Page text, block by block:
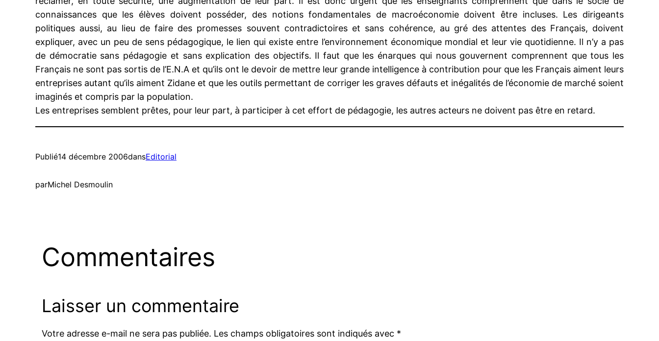
connaissances que les élèves doivent posséder, des notions fondamentales de macroéconomie doivent être incluses. Les dirigeants
politiques aussi, au lieu de faire des promesses souvent contradictoires et sans cohérence, au gré des attentes des Français, doivent
expliquer, avec un peu de sens pédagogique, le lien qui existe entre l’environnement économique mondial et leur vie quotidienne. Il n’y a pas
de démocratie sans pédagogie et sans explication des objectifs. Il faut que les énarques qui nous gouvernent comprennent que tous les
Français ne sont pas sortis de l’E.N.A et qu’ils ont le devoir de mettre leur grande intelligence à contribution pour que les Français aiment leurs
entreprises autant qu’ils aiment Zidane et que les outils permettant de corriger les graves défauts et inégalités de l’économie de marché soient
imaginés et compris par la population.
Les entreprises semblent prêtes, pour leur part, à participer à cet effort de pédagogie, les autres acteurs ne doivent pas être en retard.
Publié14 décembre 2006dansEditorial
parMichel Desmoulin
Commentaires
Laisser un commentaire
Votre adresse e-mail ne sera pas publiée. Les champs obligatoires sont indiqués avec *